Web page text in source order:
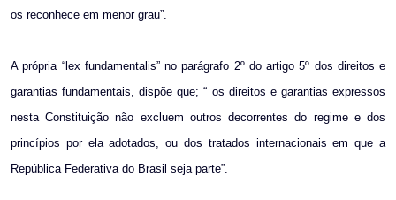
os reconhece em menor grau”.
A própria “lex fundamentalis” no parágrafo 2º do artigo 5º dos direitos e
garantias fundamentais, dispõe que; “ os direitos e garantias expressos
nesta Constituição não excluem outros decorrentes do regime e dos
princípios por ela adotados, ou dos tratados internacionais em que a
República Federativa do Brasil seja parte”.